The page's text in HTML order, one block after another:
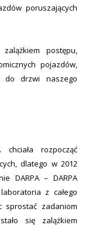
poruszających
postępu,
pojazdów,
drzwi naszego
rozpocząć
dlatego w 2012
DARPA – DARPA
z całego
sprostać zadaniom
się zalążkiem